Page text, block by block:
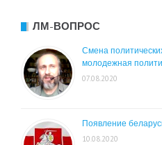
ЛМ-ВОПРОС
Смена
молодежная
07.08.2020
Появление
10.08.2020